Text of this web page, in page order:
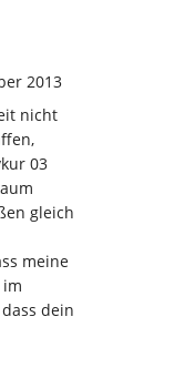
2013
nicht
03
gleich
meine
im
dein